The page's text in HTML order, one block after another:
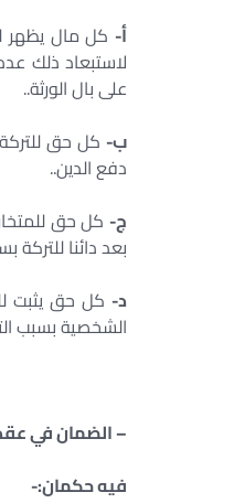
أ- كل مال يظهر
لاستبعاد ذلك
على بال الورثة..
ب- كل حق
دفع الدين..
ج- كل حق
بعد دائنا
د- كل حق يثبت
الشخصية بسبب
– الضمان في
فيه حكمان:-